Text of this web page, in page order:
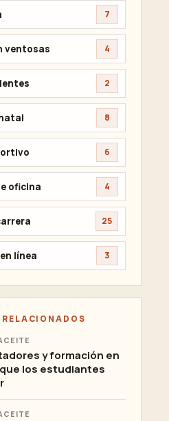
7
ventosas 4
2
8
6
oficina 4
25
línea 3
y formación en
los estudiantes